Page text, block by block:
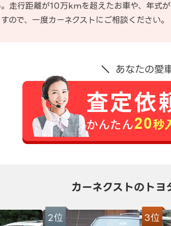
。走行距離が10万kmを超えたお車や、年式
ので、一度カーネクストにご相談ください。
あなたの愛
カーネクストのトヨ
2位 3位